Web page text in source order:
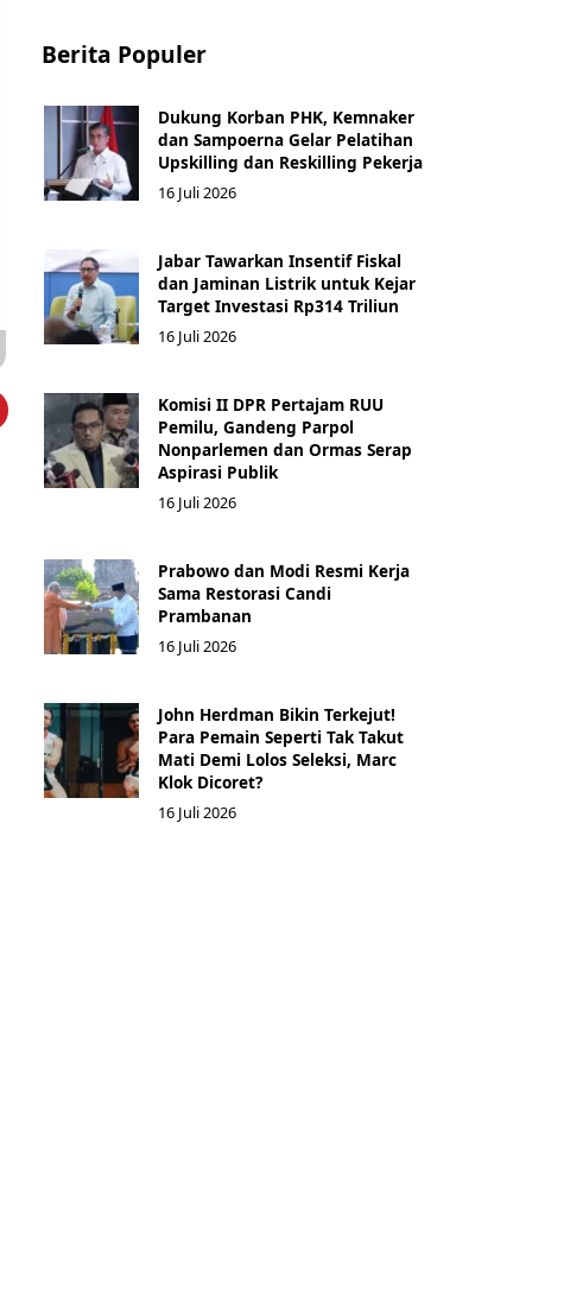
Berita Populer
Dukung Korban PHK, Kemnaker
dan Sampoerna Gelar Pelatihan
Upskilling dan Reskilling Pekerja
16 Juli 2026
Jabar Tawarkan Insentif Fiskal
dan Jaminan Listrik untuk Kejar
Target Investasi Rp314 Triliun
16 Juli 2026
Komisi II DPR Pertajam RUU
Pemilu, Gandeng Parpol
Nonparlemen dan Ormas Serap
Aspirasi Publik
16 Juli 2026
Prabowo dan Modi Resmi Kerja
Sama Restorasi Candi
Prambanan
16 Juli 2026
John Herdman Bikin Terkejut!
Para Pemain Seperti Tak Takut
Mati Demi Lolos Seleksi, Marc
Klok Dicoret?
16 Juli 2026